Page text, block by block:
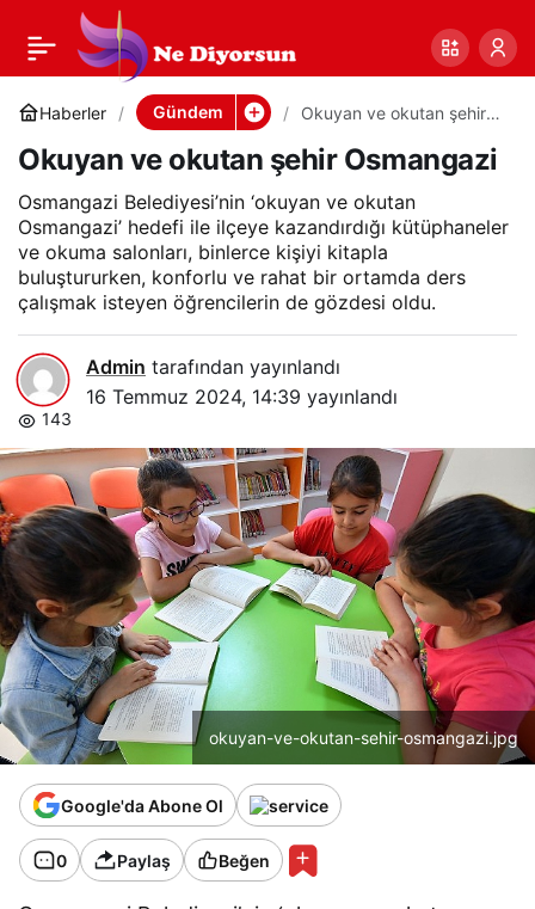
Haberler Gündem
Okuyan ve okutan şehir
Okuyan ve okutan şehir Osmangazi
Osmangazi Belediyesi’nin ‘okuyan ve okutan
Osmangazi’ hedefi ile ilçeye kazandırdığı kütüphaneler
ve okuma salonları, binlerce kişiyi kitapla
buluştururken, konforlu ve rahat bir ortamda ders
çalışmak isteyen öğrencilerin de gözdesi oldu.
Admin tarafından yayınlandı
16 Temmuz 2024, 14:39 yayınlandı
143
okuyan-ve-okutan-sehir-osmangazi.jpg
Google'da Abone Ol
0 Paylaş Beğen
Okuyan ve okutan
şehir Osmangazi
Paylaş